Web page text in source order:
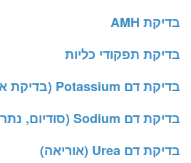
בדיקת AMH
בדיקת תפקודי כליות
בדיקת דם Potassium (בדיקת אשלגן)
בדיקת דם Sodium (סודיום, נתרן)
בדיקת דם Urea (אוריאה)